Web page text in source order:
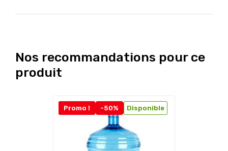
Nos recommandations pour ce
produit
Promo ! -50% Disponible